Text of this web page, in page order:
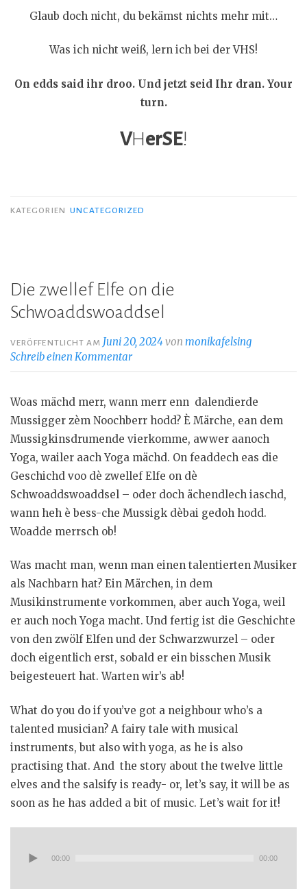
Glaub doch nicht, du bekämst nichts mehr mit…
Was ich nicht weiß, lern ich bei der VHS!
On edds said ihr droo. Und jetzt seid Ihr dran. Your
turn.
VHerSE!
KATEGORIEN UNCATEGORIZED
Die zwellef Elfe on die
Schwoaddswoaddsel
VERÖFFENTLICHT AM Juni 20, 2024von monikafelsing
Schreib einen Kommentar
Woas mächd merr, wann merr enn dalendierde
Mussigger zèm Noochberr hodd? È Märche, ean dem
Mussigkinsdrumende vierkomme, awwer aanoch
Yoga, wailer aach Yoga mächd. On feaddech eas die
Geschichd voo dè zwellef Elfe on dè
Schwoaddswoaddsel – oder doch ächendlech iaschd,
wann heh è bess-che Mussigk dèbai gedoh hodd.
Woadde merrsch ob!
Was macht man, wenn man einen talentierten Musiker
als Nachbarn hat? Ein Märchen, in dem
Musikinstrumente vorkommen, aber auch Yoga, weil
er auch noch Yoga macht. Und fertig ist die Geschichte
von den zwölf Elfen und der Schwarzwurzel – oder
doch eigentlich erst, sobald er ein bisschen Musik
beigesteuert hat. Warten wir’s ab!
What do you do if you’ve got a neighbour who’s a
talented musician? A fairy tale with musical
instruments, but also with yoga, as he is also
practising that. And the story about the twelve little
elves and the salsify is ready- or, let’s say, it will be as
soon as he has added a bit of music. Let’s wait for it!
Player
00:00 00:00